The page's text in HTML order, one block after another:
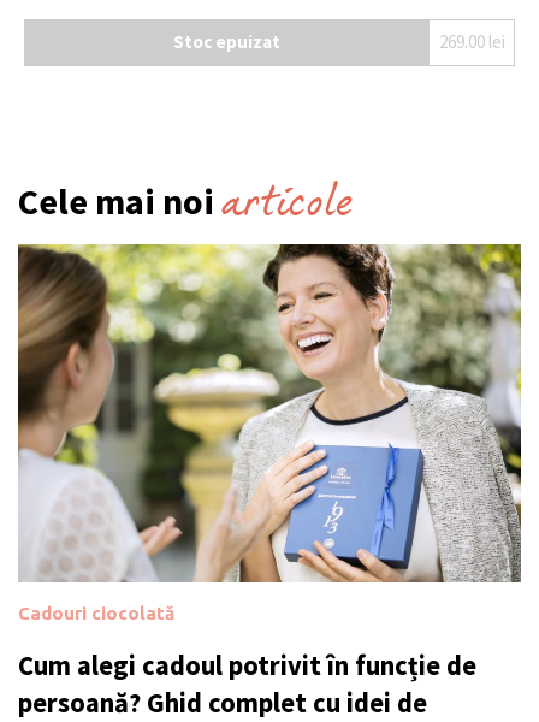
Stoc epuizat 269.00 lei
Cele mai noi articole
Cadouri ciocolată
Cum alegi cadoul potrivit în funcție de
persoană? Ghid complet cu idei de